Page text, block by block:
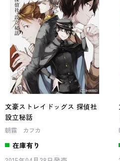
文豪ストレイドッグス 探偵社
設立秘話
朝霧 カフカ
在庫有り